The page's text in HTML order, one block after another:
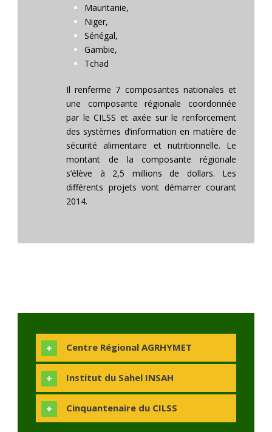
Mauritanie,
Niger,
Sénégal,
Gambie,
Tchad
Il renferme 7 composantes nationales et
une composante régionale coordonnée
par le CILSS et axée sur le renforcement
des systèmes d’information en matière de
sécurité alimentaire et nutritionnelle. Le
montant de la composante régionale
s’élève à 2,5 millions de dollars. Les
différents projets vont démarrer courant
2014.
Centre Régional AGRHYMET
Institut du Sahel INSAH
Cinquantenaire du CILSS